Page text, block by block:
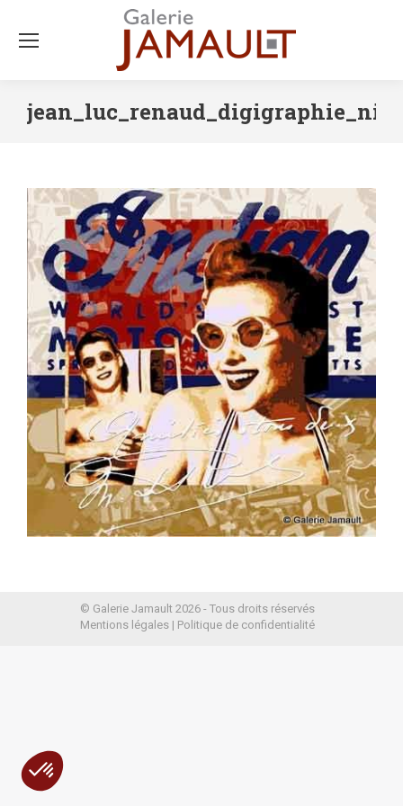
© Galerie Jamault 2026 - Tous droits réservés
Mentions légales| Politique de confidentialité